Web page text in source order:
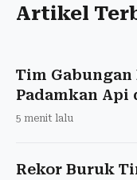
Artikel
Tim
Padamkan Api
5 menit lalu
Rekor Buruk